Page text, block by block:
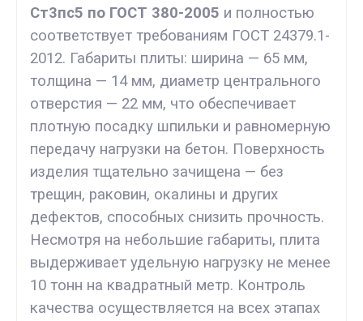
Ст3пс5 по ГОСТ 380-2005 и полностью
соответствует требованиям ГОСТ 24379.1-
2012. Габариты плиты: ширина — 65 мм,
толщина — 14 мм, диаметр центрального
отверстия — 22 мм, что обеспечивает
плотную посадку шпильки и равномерную
передачу нагрузки на бетон. Поверхность
изделия тщательно зачищена — без
трещин, раковин, окалины и других
дефектов, способных снизить прочность.
Несмотря на небольшие габариты, плита
выдерживает удельную нагрузку не менее
10 тонн на квадратный метр. Контроль
качества осуществляется на всех этапах